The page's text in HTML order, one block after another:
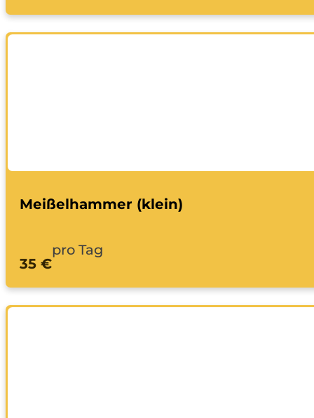
Meißelhammer (klein)
35 €
pro Tag